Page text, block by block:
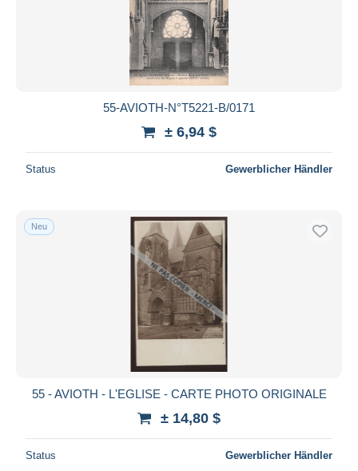
55-AVIOTH-N°T5221-B/0171
± 6,94 $
Status Gewerblicher Händler
Neu
55 - AVIOTH - L'EGLISE - CARTE PHOTO ORIGINALE
± 14,80 $
Status Gewerblicher Händler